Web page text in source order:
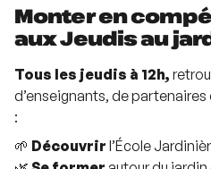
Monter en
aux Jeudis au
Tous les jeudis à 12h,
d’enseignants, de
:
🌱 Découvrir l’École